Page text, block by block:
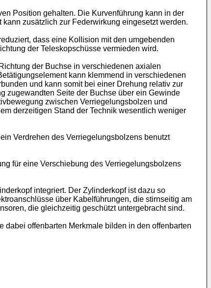
Position gehalten. Die Kurvenführung kann in der
zusätzlich zur Federwirkung eingesetzt werden.
dass eine Kollision mit den umgebenden
der Teleskopschüsse vermieden wird.
der Buchse in verschiedenen axialen
kann klemmend in verschiedenen
und kann somit bei einer Drehung relativ zur
zugewandten Seite der Buchse über ein Gewinde
zwischen Verriegelungsbolzen und
derzeitigen Stand der Technik wesentlich weniger
Verdrehen des Verriegelungsbolzens benutzt
für eine Verschiebung des Verriegelungsbolzens
integriert. Der Zylinderkopf ist dazu so
über Kabelführungen, die stirnseitig am
die gleichzeitig geschützt untergebracht sind.
offenbarten Merkmale bilden in den offenbarten